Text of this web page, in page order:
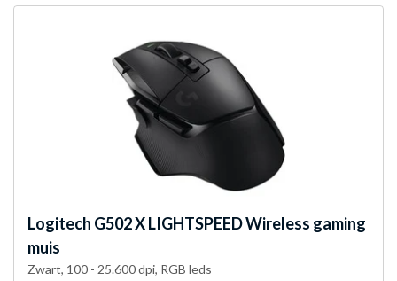
Logitech G502 X LIGHTSPEED Wireless gaming
muis
Zwart, 100 - 25.600 dpi, RGB leds